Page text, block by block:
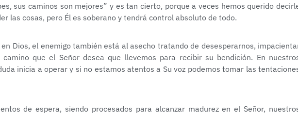
sus caminos son mejores” y es tan cierto, porque a veces hemos querido
las cosas, pero Él es soberano y tendrá control absoluto de todo.
Dios, el enemigo también está al asecho tratando de desesperarnos,
que el Señor desea que llevemos para recibir su bendición. En
inicia a operar y si no estamos atentos a Su voz podemos tomar las
de espera, siendo procesados para alcanzar madurez en el Señor,